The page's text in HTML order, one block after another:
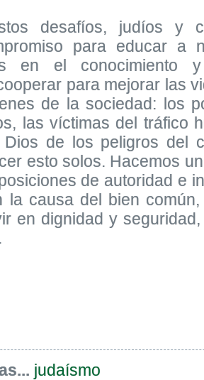
desafíos, judíos y
para educar a
en el conocimiento
para mejorar las
de la sociedad: los
las víctimas del tráfico
de los peligros del
esto solos. Hacemos
de autoridad e
la causa del bien
en dignidad y
judaísmo